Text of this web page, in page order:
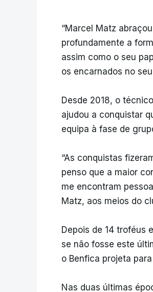
“Marcel Matz
profundamente a
assim como o seu
os encarnados no
Desde 2018, o
ajudou a conquistar
equipa à fase de
“As conquistas
penso que a maior
me encontram
Matz, aos meios do
Depois de 14 troféus
se não fosse este
o Benfica projeta
Nas duas últimas